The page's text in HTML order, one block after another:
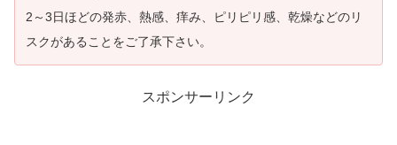
2～3日ほどの発赤、熱感、痒み、ピリピリ感、乾燥などのリ
スクがあることをご了承下さい。
スポンサーリンク